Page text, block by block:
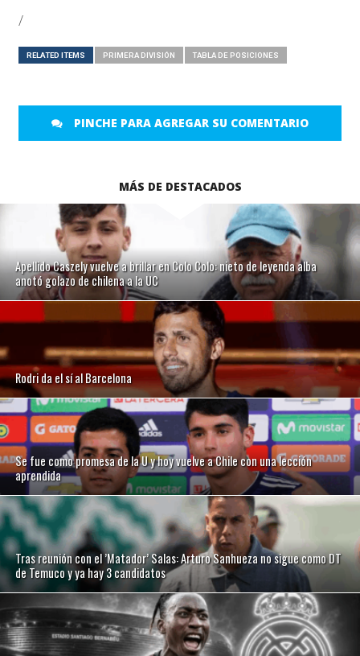
/
RELATED ITEMS PRIMERA DIVISIÓN TABLA DE POSICIONES
PINCHE PARA AGREGAR SU COMENTARIO
MÁS DE DESTACADOS
Apellido Caszely vuelve a brillar en Colo Colo: nieto de leyenda alba
anotó golazo de chilena a la UC
Rodri da el sí al Barcelona
Se fue como promesa de la U y hoy vuelve a Chile con una lección
aprendida
Tras reunión con el ’Matador’ Salas: Arturo Sanhueza no sigue como DT
de Temuco y ya hay 3 candidatos